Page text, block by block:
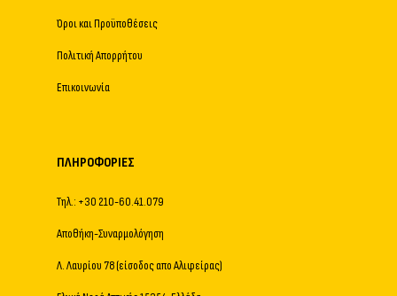
Όροι και Προϋποθέσεις
Πολιτική Απορρήτου
Επικοινωνία
ΠΛΗΡΟΦΟΡΊΕΣ
Τηλ.: +30 210-60.41.079
Αποθήκη-Συναρμολόγηση
Λ. Λαυρίου 78 (είσοδος απο Αλιφείρας)